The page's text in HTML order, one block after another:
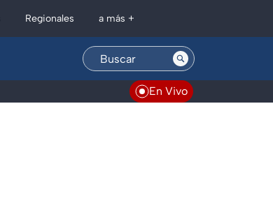
Regionales a más +
En Vivo